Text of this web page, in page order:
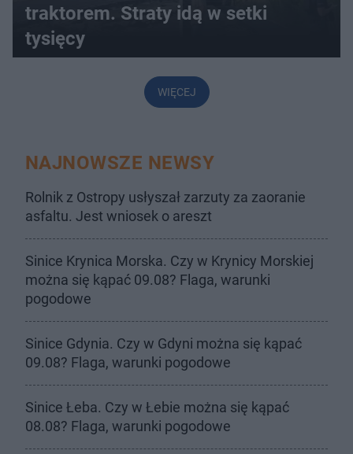
traktorem. Straty idą w setki
tysięcy
WIĘCEJ
NAJNOWSZE NEWSY
Rolnik z Ostropy usłyszał zarzuty za zaoranie
asfaltu. Jest wniosek o areszt
Sinice Krynica Morska. Czy w Krynicy Morskiej
można się kąpać 09.08? Flaga, warunki
pogodowe
Sinice Gdynia. Czy w Gdyni można się kąpać
09.08? Flaga, warunki pogodowe
Sinice Łeba. Czy w Łebie można się kąpać
08.08? Flaga, warunki pogodowe